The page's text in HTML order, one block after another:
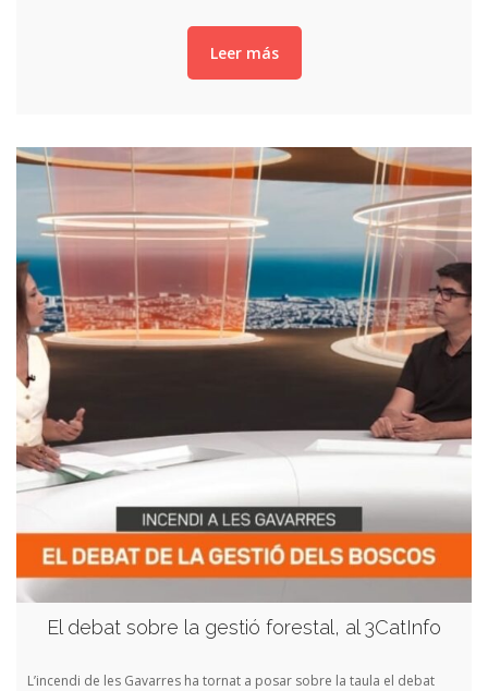
Leer más
El debat sobre la gestió forestal, al 3CatInfo
L’incendi de les Gavarres ha tornat a posar sobre la taula el debat